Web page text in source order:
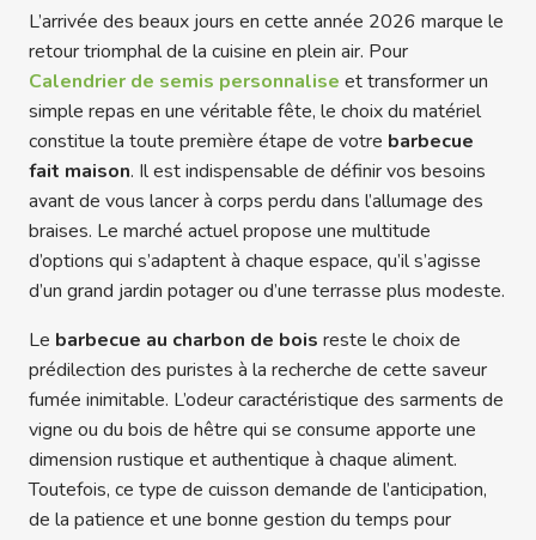
L’arrivée des beaux jours en cette année 2026 marque le
retour triomphal de la cuisine en plein air. Pour
Calendrier de semis personnalise et transformer un
simple repas en une véritable fête, le choix du matériel
constitue la toute première étape de votre barbecue
fait maison. Il est indispensable de définir vos besoins
avant de vous lancer à corps perdu dans l’allumage des
braises. Le marché actuel propose une multitude
d’options qui s’adaptent à chaque espace, qu’il s’agisse
d’un grand jardin potager ou d’une terrasse plus modeste.
Le barbecue au charbon de bois reste le choix de
prédilection des puristes à la recherche de cette saveur
fumée inimitable. L’odeur caractéristique des sarments de
vigne ou du bois de hêtre qui se consume apporte une
dimension rustique et authentique à chaque aliment.
Toutefois, ce type de cuisson demande de l’anticipation,
de la patience et une bonne gestion du temps pour